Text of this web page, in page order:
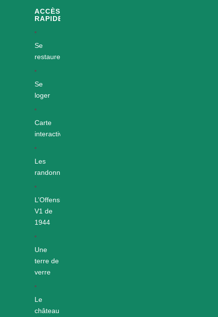
ACCÈS
RAPIDES
Se
restaurer
Se
loger
Carte
interactive
Les
randonnées
L’Offensive
V1 de
1944
Une
terre de
verre
Le
château